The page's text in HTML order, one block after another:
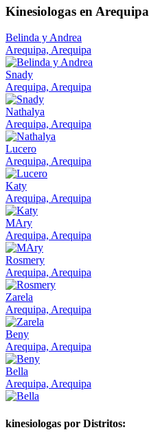
Kinesiologas en Arequipa
Belinda y Andrea
Arequipa, Arequipa
Snady
Arequipa, Arequipa
Nathalya
Arequipa, Arequipa
Lucero
Arequipa, Arequipa
Katy
Arequipa, Arequipa
MAry
Arequipa, Arequipa
Rosmery
Arequipa, Arequipa
Zarela
Arequipa, Arequipa
Beny
Arequipa, Arequipa
Bella
Arequipa, Arequipa
kinesiologas por Distritos: